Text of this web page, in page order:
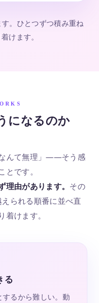
。ひとつずつ積み重ね
けます。
になるのか
なんて無理」——そう感
とです。
理由があります。 その
られる順番に並べ直
着けます。
る
するから難しい。動